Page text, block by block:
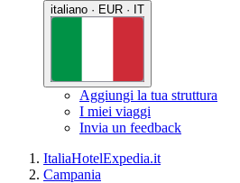
italiano · EUR · IT
Aggiungi la tua struttura
I miei viaggi
Invia un feedback
ItaliaHotelExpedia.it
Campania